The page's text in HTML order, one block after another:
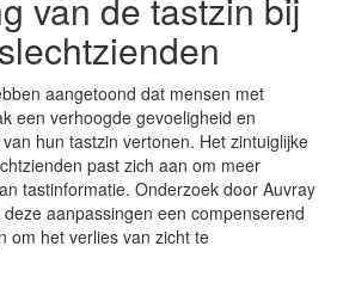
aangetoond dat mensen met
een verhoogde gevoeligheid en
hun tastzin vertonen. Het zintuiglijke
past zich aan om meer
tastinformatie. Onderzoek door Auvray
aanpassingen een compenserend
om het verlies van zicht te